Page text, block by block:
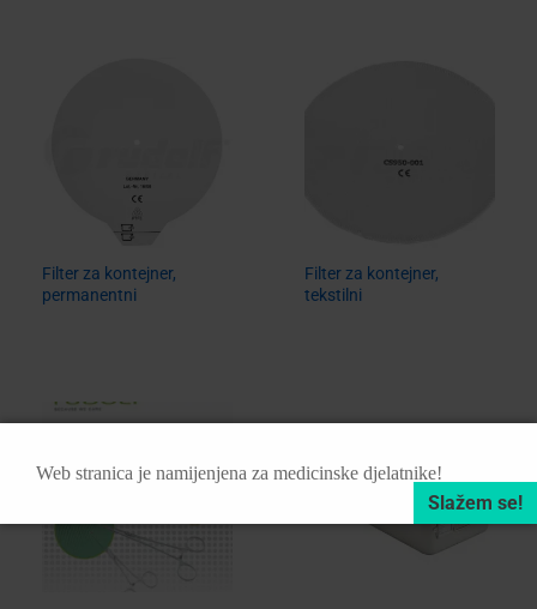
Filter za kontejner,
permanentni
Filter za kontejner,
tekstilni
Web stranica je namijenjena za medicinske djelatnike!